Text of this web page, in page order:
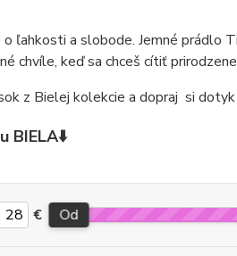
ľahkosti a slobode. Jemné prádlo
chvíle, keď sa chceš cítiť
z Bielej kolekcie a dopraj si
BIELA⬇️
€ Od